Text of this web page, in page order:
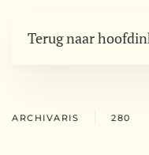
Terug naar
ARCHIVARIS 280